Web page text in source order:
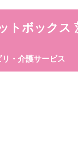
トボックス
・介護サービス